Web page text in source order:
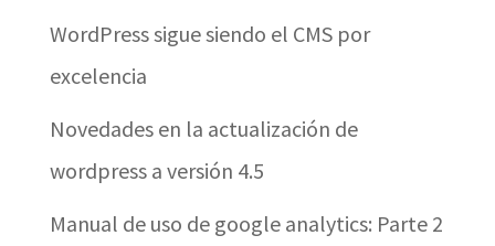
WordPress sigue siendo el CMS por
excelencia
Novedades en la actualización de
wordpress a versión 4.5
Manual de uso de google analytics: Parte 2